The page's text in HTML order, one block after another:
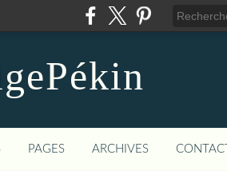
PAGES ARCHIVES CONTACT